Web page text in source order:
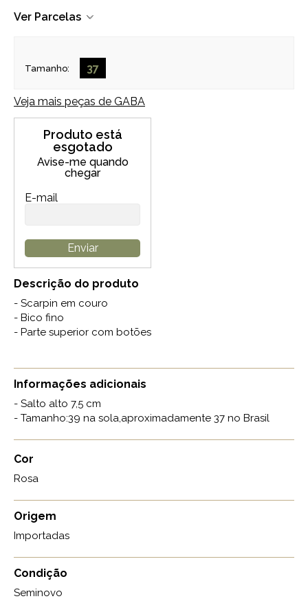
Ver Parcelas
Tamanho: 37
Veja mais peças de GABA
Produto está
esgotado
Avise-me quando
chegar
E-mail
Enviar
Descrição do produto
- Scarpin em couro
- Bico fino
- Parte superior com botões
Informações adicionais
- Salto alto 7,5 cm
- Tamanho:39 na sola,aproximadamente 37 no Brasil
Cor
Rosa
Origem
Importadas
Condição
Seminovo